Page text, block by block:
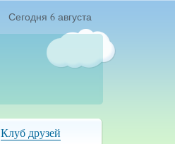
Сегодня 6 августа
Клуб друзей